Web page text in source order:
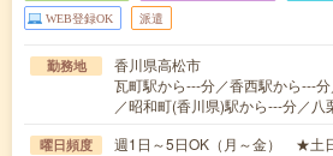
WEB登録OK 派遣
勤務地
香川県高松市
瓦町駅から---分／香西駅から---
／昭和町(香川県)駅から---分／八
曜日頻度 週1日～5日OK（月～金） ★土